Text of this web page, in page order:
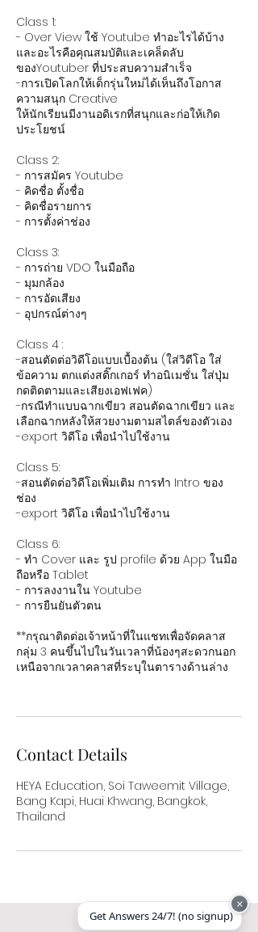
Class 1:
- Over View ใช้ Youtube ทำอะไรได้บ้าง
และอะไรคือคุณสมบัติและเคล็ดลับ
ของYoutuber ที่ประสบความสําเร็จ
-การเปิดโลกให้เด็กรุ่นใหม่ได้เห็นถึงโอกาส
ความสนุก Creative
ให้นักเรียนมีงานอดิเรกที่สนุกและก่อให้เกิด
ประโยชน์
Class 2:
- การสมัคร Youtube
- คิดชื่อ ตั้งชื่อ
- คิดชื่อรายการ
- การตั้งค่าช่อง
Class 3:
- การถ่าย VDO ในมือถือ
- มุมกล้อง
- การอัดเสียง
- อุปกรณ์ต่างๆ
Class 4 :
-สอนตัดต่อวิดีโอแบบเบื้องต้น (ใส่วิดีโอ ใส่
ข้อความ ตกแต่งสติ๊กเกอร์ ทำอนิเมชั่น ใส่ปุ่ม
กดติดตามและเสียงเอฟเฟค)
-กรณีทำแบบฉากเขียว สอนตัดฉากเขียว และ
เลือกฉากหลังให้สวยงามตามสไตล์ของตัวเอง
-export วิดีโอ เพื่อนำไปใช้งาน
Class 5:
-สอนตัดต่อวิดีโอเพิ่มเติม การทํา Intro ของ
ช่อง
-export วิดีโอ เพื่อนำไปใช้งาน
Class 6:
- ทำ Cover และ รูป profile ด้วย App ในมือ
ถือหรือ Tablet
- การลงงานใน Youtube
- การยืนยันตัวตน
**กรุณาติดต่อเจ้าหน้าที่ในแชทเพื่อจัดคลาส
กลุ่ม 3 คนขึ้นไปในวันเวลาที่น้องๆสะดวกนอก
เหนือจากเวลาคลาสที่ระบุในตารางด้านล่าง
Contact Details
HEYA Education, Soi Taweemit Village,
Bang Kapi, Huai Khwang, Bangkok,
Thailand
Get Answers 24/7! (no signup)
×